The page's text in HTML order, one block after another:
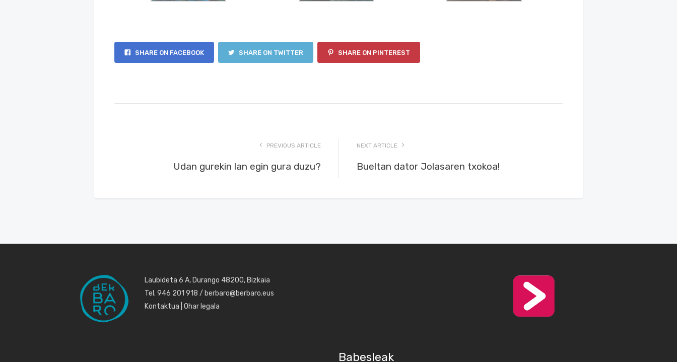
SHARE ON FACEBOOK SHARE ON TWITTER SHARE ON PINTEREST
PREVIOUS ARTICLE
Udan gurekin lan egin gura duzu?
NEXT ARTICLE
Bueltan dator Jolasaren txokoa!
Laubideta 6 A, Durango 48200, Bizkaia
Tel. 946 201 918 / berbaro@berbaro.eus
Kontaktua Ohar legala
Babesleak